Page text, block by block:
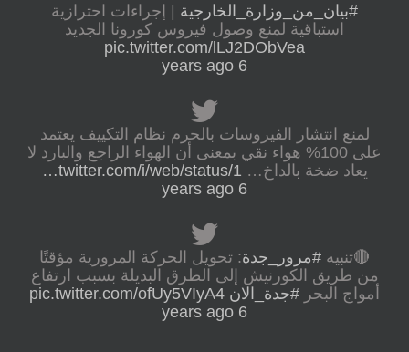
#بيان_من_وزارة_الخارجية | إجراءات احترازية
استباقية لمنع وصول فيروس كورونا الجديد
pic.twitter.com/lLJ2DObVea
6 years ago
لمنع انتشار الفيروسات بالحرم نظام التكييف يعتمد
على 100% هواء نقي بمعنى أن الهواء الراجع والبارد لا
يعاد ضخة بالداخ… twitter.com/i/web/status/1…
6 years ago
🔴تنبيه #مرور_جدة: تحويل الحركة المرورية مؤقتًا
من طريق الكورنيش إلى الطرق البديلة بسبب ارتفاع
أمواج البحر #جدة_الان pic.twitter.com/ofUy5VIyA4
6 years ago